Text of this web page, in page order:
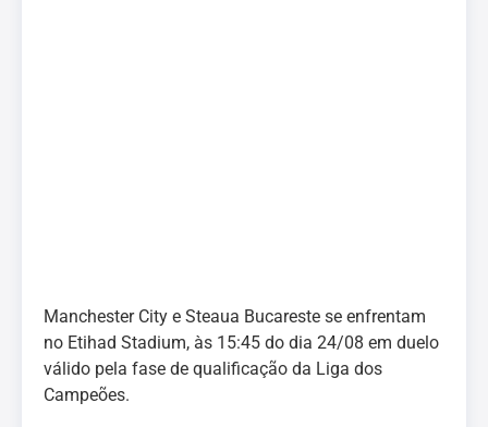
Manchester City e Steaua Bucareste se enfrentam
no Etihad Stadium, às 15:45 do dia 24/08 em duelo
válido pela fase de qualificação da Liga dos
Campeões.